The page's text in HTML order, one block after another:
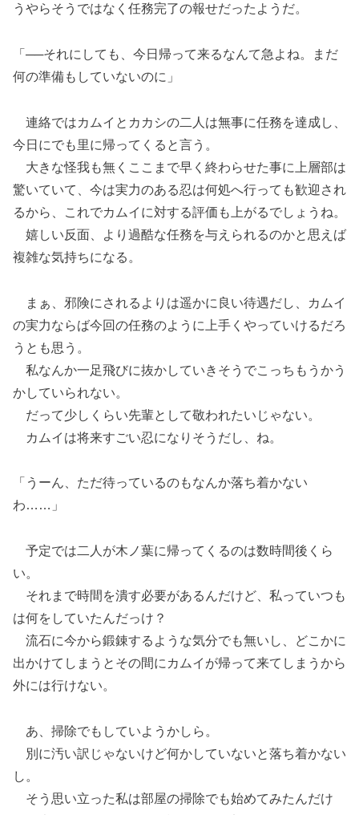
うやらそうではなく任務完了の報せだったようだ。
「──それにしても、今日帰って来るなんて急よね。まだ
何の準備もしていないのに」
連絡ではカムイとカカシの二人は無事に任務を達成し、
今日にでも里に帰ってくると言う。
大きな怪我も無くここまで早く終わらせた事に上層部は
驚いていて、今は実力のある忍は何処へ行っても歓迎され
るから、これでカムイに対する評価も上がるでしょうね。
嬉しい反面、より過酷な任務を与えられるのかと思えば
複雑な気持ちになる。
まぁ、邪険にされるよりは遥かに良い待遇だし、カムイ
の実力ならば今回の任務のように上手くやっていけるだろ
うとも思う。
私なんか一足飛びに抜かしていきそうでこっちもうかう
かしていられない。
だって少しくらい先輩として敬われたいじゃない。
カムイは将来すごい忍になりそうだし、ね。
「うーん、ただ待っているのもなんか落ち着かない
わ……」
予定では二人が木ノ葉に帰ってくるのは数時間後くら
い。
それまで時間を潰す必要があるんだけど、私っていつも
は何をしていたんだっけ？
流石に今から鍛錬するような気分でも無いし、どこかに
出かけてしまうとその間にカムイが帰って来てしまうから
外には行けない。
あ、掃除でもしていようかしら。
別に汚い訳じゃないけど何かしていないと落ち着かない
し。
そう思い立った私は部屋の掃除でも始めてみたんだけ